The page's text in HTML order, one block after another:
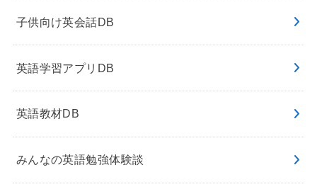
子供向け英会話DB
英語学習アプリDB
英語教材DB
みんなの英語勉強体験談